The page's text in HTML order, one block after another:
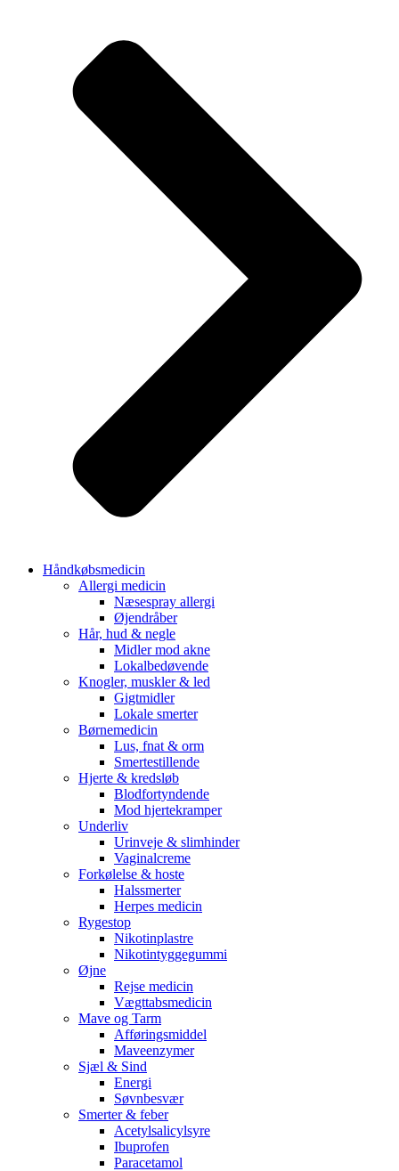
Håndkøbsmedicin
Allergi medicin
Næsespray allergi
Øjendråber
Hår, hud & negle
Midler mod akne
Lokalbedøvende
Knogler, muskler & led
Gigtmidler
Lokale smerter
Børnemedicin
Lus, fnat & orm
Smertestillende
Hjerte & kredsløb
Blodfortyndende
Mod hjertekramper
Underliv
Urinveje & slimhinder
Vaginalcreme
Forkølelse & hoste
Halssmerter
Herpes medicin
Rygestop
Nikotinplastre
Nikotintyggegummi
Øjne
Rejse medicin
Vægttabsmedicin
Mave og Tarm
Afføringsmiddel
Maveenzymer
Sjæl & Sind
Energi
Søvnbesvær
Smerter & feber
Acetylsalicylsyre
Ibuprofen
Paracetamol